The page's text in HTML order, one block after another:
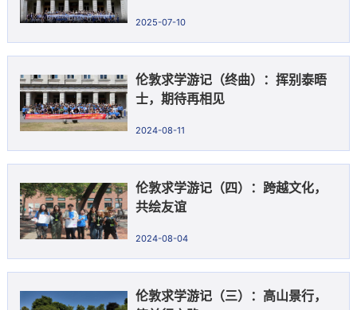
2025-07-10
伦敦求学游记（终曲）：挥别泰晤
士，期待再相见
2024-08-11
伦敦求学游记（四）：跨越文化，
共绘友谊
2024-08-04
伦敦求学游记（三）：高山景行，